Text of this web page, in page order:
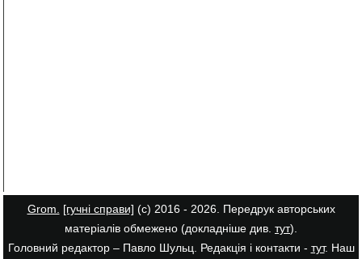
Grom. [гучні справи] (с) 2016 - 2026. Передрук авторських
матеріалів обмежено (докладніше див. тут).
Головний редактор – Павло Шульц. Редакція і контакти - тут. Наш